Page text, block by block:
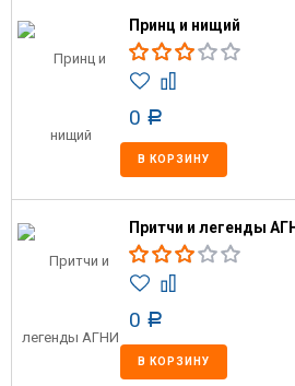
Принц и нищий
0 Р
В КОРЗИНУ
Притчи и легенды
0 Р
В КОРЗИНУ